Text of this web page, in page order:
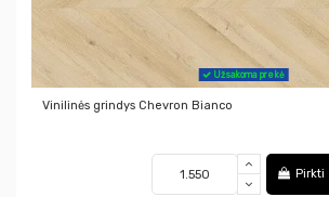
Užsakoma prekė
Vinilinės grindys Chevron Bianco
Pirkti